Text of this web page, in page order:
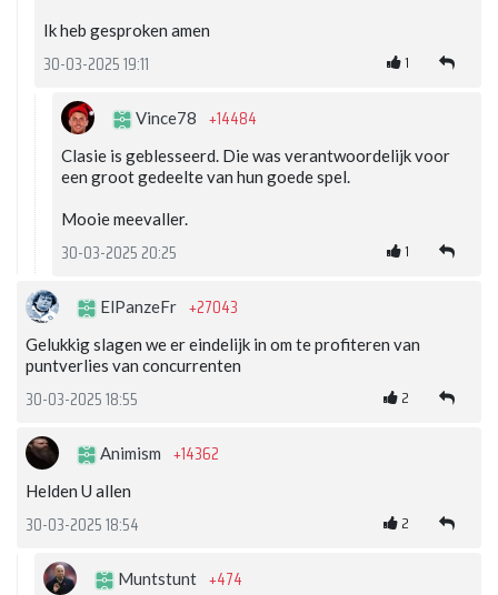
Ik heb gesproken amen
30-03-2025 19:11 1
Vince78 +14484
Clasie is geblesseerd. Die was verantwoordelijk voor
een groot gedeelte van hun goede spel.
Mooie meevaller.
30-03-2025 20:25 1
ElPanzeFr +27043
Gelukkig slagen we er eindelijk in om te profiteren van
puntverlies van concurrenten
30-03-2025 18:55 2
Animism +14362
Helden U allen
30-03-2025 18:54 2
Muntstunt +474